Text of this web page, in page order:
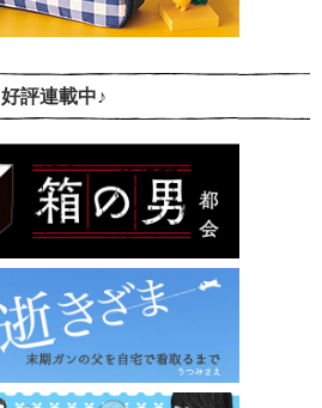
好評連載中♪